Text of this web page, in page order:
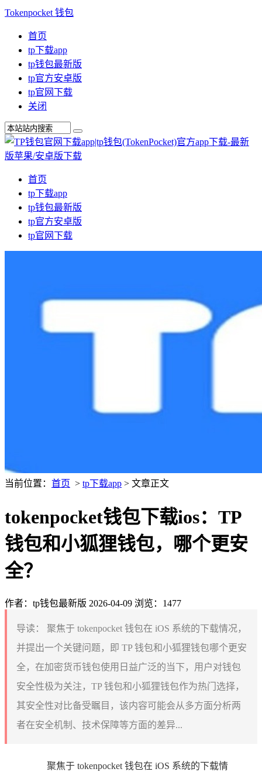
Tokenpocket 钱包
首页
tp下载app
tp钱包最新版
tp官方安卓版
tp官网下载
关闭
首页
tp下载app
tp钱包最新版
tp官方安卓版
tp官网下载
当前位置： 首页 > tp下载app > 文章正文
tokenpocket钱包下载ios：TP
钱包和小狐狸钱包，哪个更安
全？
作者：tp钱包最新版 2026-04-09 浏览：1477
导读：
聚焦于 tokenpocket 钱包在 iOS 系统的下载情况，
并提出一个关键问题，即 TP 钱包和小狐狸钱包哪个更安
全，在加密货币钱包使用日益广泛的当下，用户对钱包
安全性极为关注，TP 钱包和小狐狸钱包作为热门选择，
其安全性对比备受瞩目，该内容可能会从多方面分析两
者在安全机制、技术保障等方面的差异...
聚焦于 tokenpocket 钱包在 iOS 系统的下载情